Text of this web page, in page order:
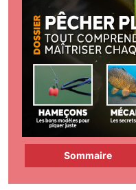
Sommaire